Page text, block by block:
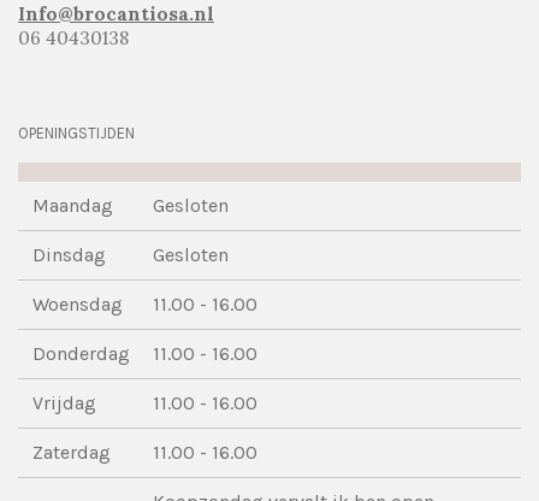
Info@brocantiosa.nl
06 40430138
OPENINGSTIJDEN
Maandag Gesloten
Dinsdag Gesloten
Woensdag 11.00 - 16.00
Donderdag 11.00 - 16.00
Vrijdag 11.00 - 16.00
Zaterdag 11.00 - 16.00